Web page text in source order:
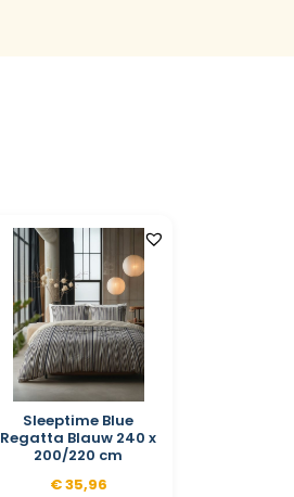
Sleeptime Blue
Regatta Blauw 240 x
200/220 cm
€35,96